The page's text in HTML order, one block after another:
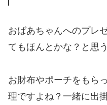
おばあちゃんへのプレ
てもほんとかな？と思
お財布やポーチをもら
理ですよね？一緒に出